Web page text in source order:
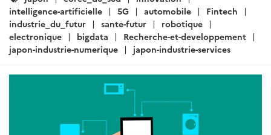
:
intelligence-artificielle
5G automobile
Fintech
industrie_du_futur
sante-futur
robotique
electronique
bigdata
Recherche-et-developpement
japon-industrie-numerique
japon-industrie-services